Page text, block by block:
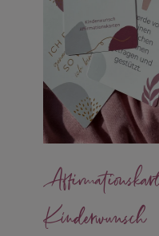
Kinderwunsch